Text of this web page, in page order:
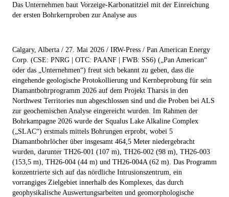
Das Unternehmen baut Vorzeige-Karbonatitziel mit der Einreichung
der ersten Bohrkernproben zur Analyse aus
Calgary, Alberta / 27. Mai 2026 / IRW-Press / Pan American Energy
Corp. (CSE: PNRG | OTC: PAANF | FWB: SS6) („ Pan American“
oder das „ Unternehmen“) freut sich bekannt zu geben, dass die
eingehende geologische Protokollierung und Kernbeprobung für sein
Diamantbohrprogramm 2026 auf dem Projekt Tharsis in den
Northwest Territories nun abgeschlossen sind und die Proben bei ALS
zur geochemischen Analyse eingereicht wurden. Im Rahmen der
Bohrkampagne 2026 wurde der Squalus Lake Alkaline Complex
(„SLAC“) erstmals mittels Bohrungen erprobt, wobei 5
Diamantbohrlöcher über insgesamt 464,5 Meter niedergebracht
wurden, darunter TH26-001 (107 m), TH26-002 (98 m), TH26-003
(153,5 m), TH26-004 (44 m) und TH26-004A (62 m). Das Programm
konzentrierte sich auf das nördliche Intrusionszentrum, ein
vorrangiges Zielgebiet innerhalb des Komplexes, das durch
geophysikalische Auswertungsarbeiten und geomorphologische